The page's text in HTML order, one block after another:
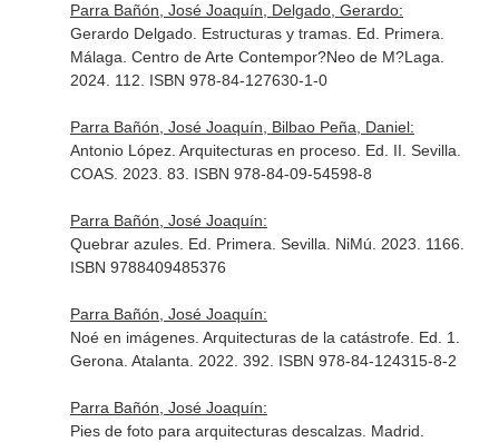
Parra Bañón, José Joaquín, Delgado, Gerardo:
Gerardo Delgado. Estructuras y tramas. Ed. Primera.
Málaga. Centro de Arte Contempor?Neo de M?Laga.
2024. 112. ISBN 978-84-127630-1-0
Parra Bañón, José Joaquín, Bilbao Peña, Daniel:
Antonio López. Arquitecturas en proceso. Ed. II. Sevilla.
COAS. 2023. 83. ISBN 978-84-09-54598-8
Parra Bañón, José Joaquín:
Quebrar azules. Ed. Primera. Sevilla. NiMú. 2023. 1166.
ISBN 9788409485376
Parra Bañón, José Joaquín:
Noé en imágenes. Arquitecturas de la catástrofe. Ed. 1.
Gerona. Atalanta. 2022. 392. ISBN 978-84-124315-8-2
Parra Bañón, José Joaquín:
Pies de foto para arquitecturas descalzas. Madrid.